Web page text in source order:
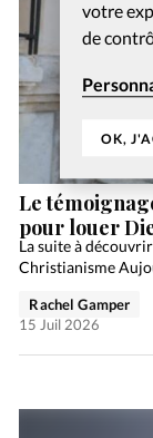
votre
de
OK,
Le
pour louer
La suite à
Christianisme
Rachel Gamper
15 Juil 2026